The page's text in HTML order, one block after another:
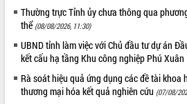
Trình diễn nghệ thuật chế biến các
món ăn từ sầu riêng
Đắk Lắk công bố Quy hoạch và xúc
tiến đầu tư tỉnh
Ngành cá ngừ Đắk Lắk chủ động thích
ứng để giữ vững thị trường xuất khẩu
Thường trực Tỉnh ủy chưa thông qua
thể (08/08/2026, 11:30)
UBND tỉnh làm việc với Chủ đầu tư dự án
kết cấu hạ tầng Khu công nghiệp Phú Xuân
Rà soát hiệu quả ứng dụng các đề tài khoa
thương mại hóa kết quả nghiên cứu (07/08/